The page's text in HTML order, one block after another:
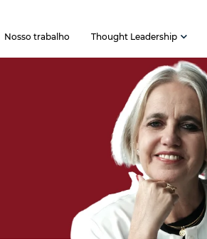
Nosso trabalho Thought Leadership